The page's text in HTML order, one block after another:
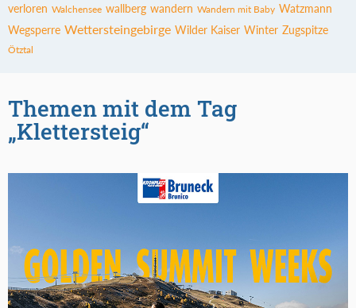
verloren Walchensee wallberg wandern Wandern mit Baby Watzmann
Wegsperre Wettersteingebirge Wilder Kaiser Winter Zugspitze
Ötztal
Themen mit dem Tag
„Klettersteig“